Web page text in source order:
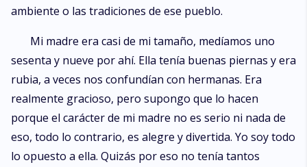
ambiente o las tradiciones de ese pueblo.
Mi madre era casi de mi tamaño, medíamos uno
sesenta y nueve por ahí. Ella tenía buenas piernas y era
rubia, a veces nos confundían con hermanas. Era
realmente gracioso, pero supongo que lo hacen
porque el carácter de mi madre no es serio ni nada de
eso, todo lo contrario, es alegre y divertida. Yo soy todo
lo opuesto a ella. Quizás por eso no tenía tantos